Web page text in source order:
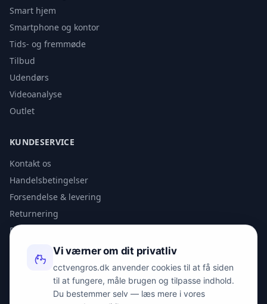
Smart hjem
Smartphone og kontor
Tids- og fremmøde
Tilbud
Udendørs
Videoanalyse
Outlet
KUNDESERVICE
Kontakt os
Handelsbetingelser
Forsendelse & levering
Returnering
Privatlivspolitik
KONTAKT
info@spyman.dk
Vi værner om dit privatliv
cctvengros.dk anvender cookies til at få siden
til at fungere, måle brugen og tilpasse indhold.
Du bestemmer selv — læs mere i vores